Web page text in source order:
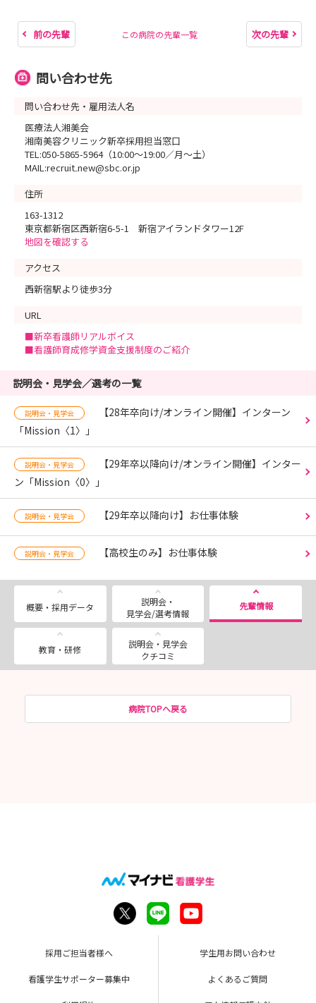
前の先輩 この病院の先輩一覧 次の先輩
問い合わせ先
問い合わせ先・雇用法人名
医療法人湘美会
湘南美容クリニック新卒採用担当窓口
TEL:050-5865-5964（10:00～19:00／月～土）
MAIL:recruit₋new@sbc.or.jp
住所
163-1312
東京都新宿区西新宿6-5-1 新宿アイランドタワー12F
地図を確認する
アクセス
西新宿駅より徒歩3分
URL
■新卒看護師リアルボイス
■看護師育成修学資金支援制度のご紹介
説明会・見学会／選考の一覧
説明会・見学会
【28年卒向け/オンライン開催】インターン
「Mission〈1〉」
説明会・見学会
【29年卒以降向け/オンライン開催】インター
ン「Mission〈0〉」
説明会・見学会 【29年卒以降向け】お仕事体験
説明会・見学会 【高校生のみ】お仕事体験
概要・採用データ
説明会・
見学会/選考情報
先輩情報
教育・研修
説明会・見学会
クチコミ
病院TOPへ戻る
採用ご担当者様へ 学生用お問い合わせ
看護学生サポーター募集中 よくあるご質問